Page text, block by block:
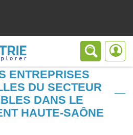
ENTREPRISES
DU SECTEUR
DANS LE
HAUTE-SAÔNE